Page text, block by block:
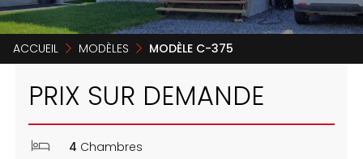
ACCUEIL MODÈLES MODÈLE C-375
PRIX SUR DEMANDE
4 Chambres